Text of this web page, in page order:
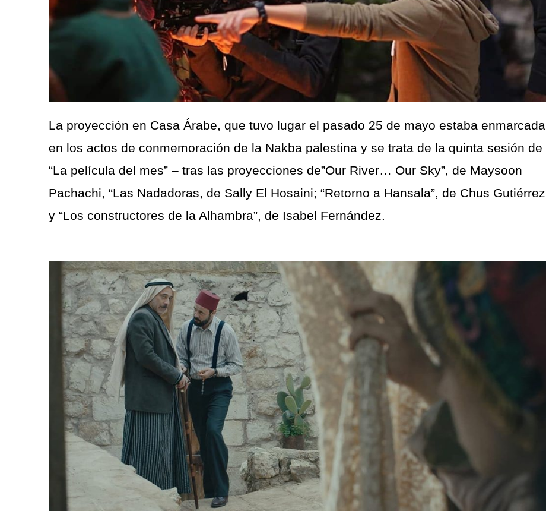
La proyección en Casa Árabe, que tuvo lugar el pasado 25 de mayo estaba enmarcada
en los actos de conmemoración de la Nakba palestina y se trata de la quinta sesión de
“La película del mes” – tras las proyecciones de”Our River… Our Sky”, de Maysoon
Pachachi, “Las Nadadoras, de Sally El Hosaini; “Retorno a Hansala”, de Chus Gutiérrez
y “Los constructores de la Alhambra”, de Isabel Fernández.